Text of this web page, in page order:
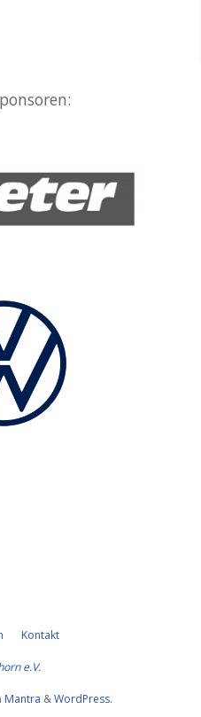
Kontakt
e.V.
Mantra &WordPress.